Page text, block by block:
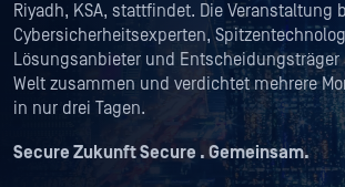
Riyadh, KSA, stattfindet. Die Veranstaltung
Cybersicherheitsexperten,
Lösungsanbieter und Entscheidungsträger
Welt zusammen und verdichtet mehrere
in nur drei Tagen.
Secure Zukunft Secure . Gemeinsam.